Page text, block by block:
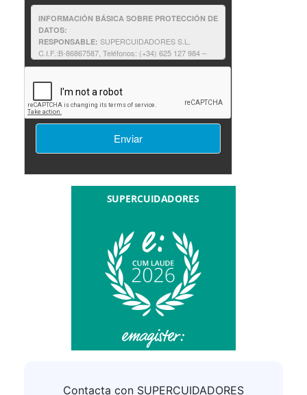
INFORMACIÓN BÁSICA SOBRE PROTECCIÓN DE
DATOS:
RESPONSABLE: SUPERCUIDADORES S.L.
C.I.F.:B-86867587, Teléfonos: (+34) 625 127 984 –
625 187 803, e-mail:supercuidadores@unir.net
su solicitud de información, así como proporcionarle
cualquier otra relacionada que pudiera resultar de su
interés relativa a formación impartida por
SUPERCUIDADORES.
No comunicamos sus datos fuera
de nuestra organización o empresas afines.
información adicional.
INFORMACIÓN ADICIONAL:Puede consultar la
información adicional y detallada sobrePolítica de
Contacta con SUPERCUIDADORES